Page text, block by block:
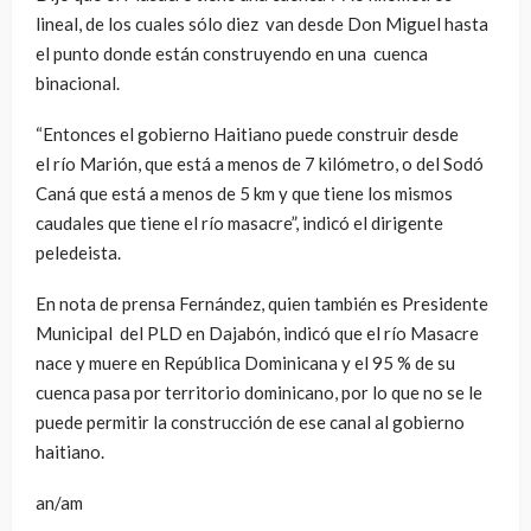
lineal, de los cuales sólo diez van desde Don Miguel hasta
el punto donde están construyendo en una cuenca
binacional.
“Entonces el gobierno Haitiano puede construir desde
el río Marión, que está a menos de 7 kilómetro, o del Sodó
Caná que está a menos de 5 km y que tiene los mismos
caudales que tiene el río masacre”, indicó el dirigente
peledeista.
En nota de prensa Fernández, quien también es Presidente
Municipal del PLD en Dajabón, indicó que el río Masacre
nace y muere en República Dominicana y el 95 % de su
cuenca pasa por territorio dominicano, por lo que no se le
puede permitir la construcción de ese canal al gobierno
haitiano.
an/am